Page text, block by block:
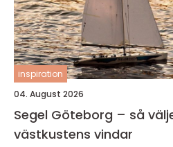
inspiration
04. August 2026
Segel Göteborg – så
västkustens vindar